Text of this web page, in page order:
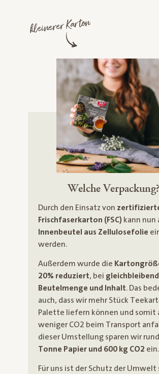
kleinerer Karton
Welche Verpackung?
Durch den Einsatz von
Frischfaserkarton (FSC) kann nun
Innenbeutel aus Zellulosefolie
werden.
Außerdem wurde die
20% reduziert, bei
Beutelmenge und Inhalt. Das
auch, dass wir mehr Stück
Palette liefern können und somit
weniger CO2 beim Transport
dieser Umstellung sparen wir rund
Tonne Papier und 600 kg CO2 ein.
Für uns ist der Schutz der Umwelt